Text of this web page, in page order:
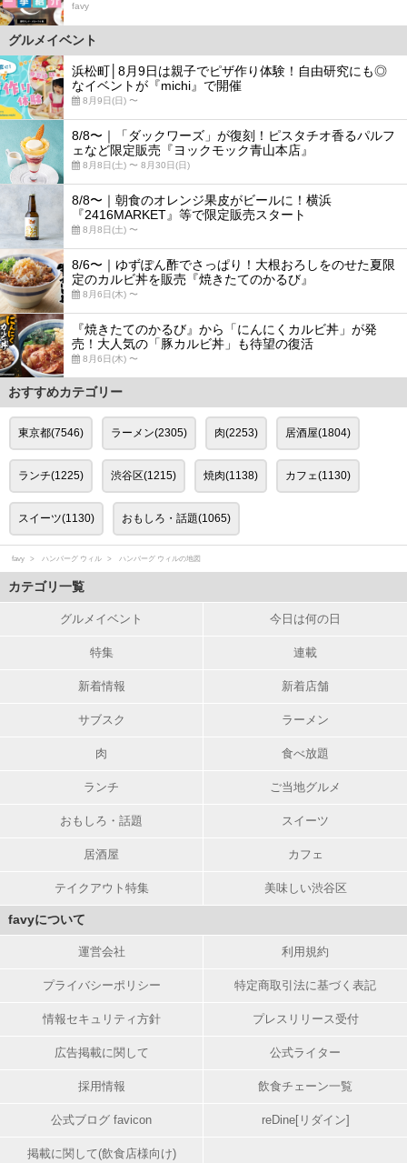
favy
グルメイベント
浜松町│8月9日は親子でピザ作り体験！自由研究にも◎
なイベントが『michi』で開催
8月9日(日) 〜
8/8〜｜「ダックワーズ」が復刻！ピスタチオ香るパルフ
ェなど限定販売『ヨックモック青山本店』
8月8日(土) 〜 8月30日(日)
8/8〜｜朝食のオレンジ果皮がビールに！横浜
『2416MARKET』等で限定販売スタート
8月8日(土) 〜
8/6〜｜ゆずぽん酢でさっぱり！大根おろしをのせた夏限
定のカルビ丼を販売『焼きたてのかるび』
8月6日(木) 〜
『焼きたてのかるび』から「にんにくカルビ丼」が発
売！大人気の「豚カルビ丼」も待望の復活
8月6日(木) 〜
おすすめカテゴリー
東京都(7546) ラーメン(2305) 肉(2253) 居酒屋(1804)
ランチ(1225) 渋谷区(1215) 焼肉(1138) カフェ(1130)
スイーツ(1130) おもしろ・話題(1065)
favy ハンバーグ ウィル ハンバーグ ウィルの地図
カテゴリ一覧
グルメイベント 今日は何の日
特集 連載
新着情報 新着店舗
サブスク ラーメン
肉 食べ放題
ランチ ご当地グルメ
おもしろ・話題 スイーツ
居酒屋 カフェ
テイクアウト特集 美味しい渋谷区
favyについて
運営会社 利用規約
プライバシーポリシー 特定商取引法に基づく表記
情報セキュリティ方針 プレスリリース受付
広告掲載に関して 公式ライター
採用情報 飲食チェーン一覧
公式ブログ favicon reDine[リダイン]
掲載に関して(飲食店様向け)